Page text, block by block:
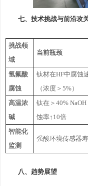
七、技术挑战与前沿攻
挑战领
域
当前瓶颈
氢氟酸
腐蚀
钛材在HF中腐蚀
（浓度＞5%）
高温浓
碱
钛在＞40%
蚀率↑10倍
智能化
监测
强酸环境传感器
八、趋势展望